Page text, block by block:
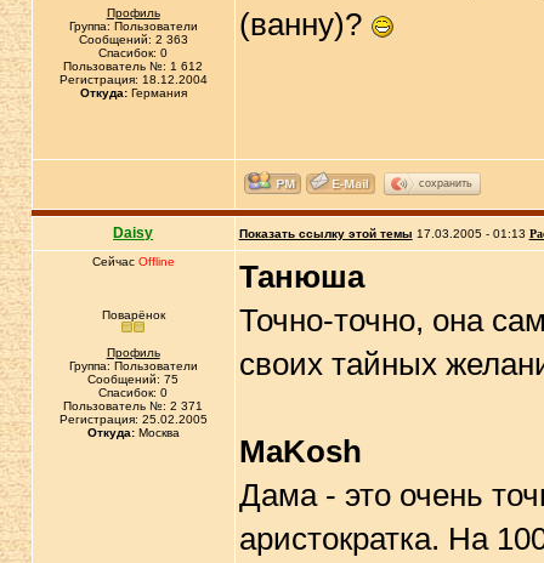
Профиль
Группа: Пользователи
Сообщений: 2 363
Спасибок: 0
Пользователь №: 1 612
Регистрация: 18.12.2004
Откуда:Германия
(ванну)?
сохранить
Daisy Показать ссылку этой темы 17.03.2005 - 01:13
Сейчас Offline
Поварёнок
Профиль
Группа: Пользователи
Сообщений: 75
Спасибок: 0
Пользователь №: 2 371
Регистрация: 25.02.2005
Откуда:Москва
Танюша
Точно-точно, она
своих тайных
MaKosh
Дама - это очень
аристократка. На